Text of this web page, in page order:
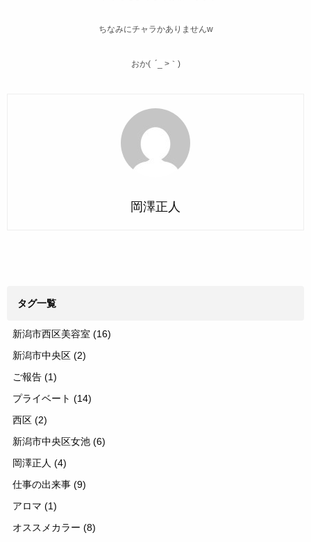
ちなみにチャラかありませんw
おか( ´_ >｀)
岡澤正人
タグ一覧
新潟市西区美容室 (16)
新潟市中央区 (2)
ご報告 (1)
プライベート (14)
西区 (2)
新潟市中央区女池 (6)
岡澤正人 (4)
仕事の出来事 (9)
アロマ (1)
オススメカラー (8)